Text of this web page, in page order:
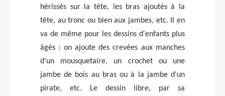
hérissés sur la tête, les bras ajoutés à la
tête, au tronc ou bien aux jambes, etc. Il en
va de même pour les dessins d'enfants plus
âgés : on ajoute des crevées aux manches
d'un mousquetaire, un crochet ou une
jambe de bois au bras ou à la jambe d'un
pirate, etc. Le dessin libre, par sa